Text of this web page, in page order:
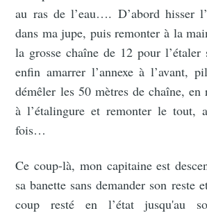
au ras de l’eau…. D’abord hisser
dans ma jupe, puis remonter à la
la grosse chaîne de 12 pour
enfin amarrer l’annexe à l’avant,
démêler les 50 mètres de chaîne, en
à l’étalingure et remonter le tout,
fois…
Ce coup-là, mon capitaine est
sa banette sans demander son reste
coup resté en l’état jusqu'au